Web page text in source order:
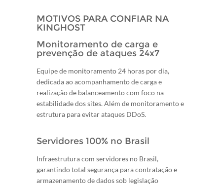
MOTIVOS PARA CONFIAR NA
KINGHOST
Monitoramento de carga e
prevenção de ataques 24x7
Equipe de monitoramento 24 horas por dia,
dedicada ao acompanhamento de carga e
realização de balanceamento com foco na
estabilidade dos sites. Além de monitoramento e
estrutura para evitar ataques DDoS.
Servidores 100% no Brasil
Infraestrutura com servidores no Brasil,
garantindo total segurança para contratação e
armazenamento de dados sob legislação